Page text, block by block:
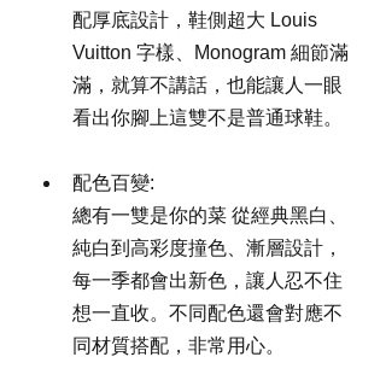
配厚底設計，鞋側超大 Louis
Vuitton 字樣、Monogram 細節滿
滿，就算不講話，也能讓人一眼
看出你腳上這雙不是普通球鞋。
配色百變:
總有一雙是你的菜 從經典黑白、
純白到高彩度撞色、漸層設計，
每一季都會出新色，讓人忍不住
想一直收。不同配色還會對應不
同材質搭配，非常用心。